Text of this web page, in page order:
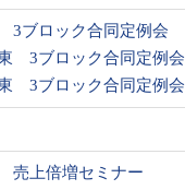
3ブロック合同定例会
3ブロック合同定例会
3ブロック合同定例会
売上倍増セミナー